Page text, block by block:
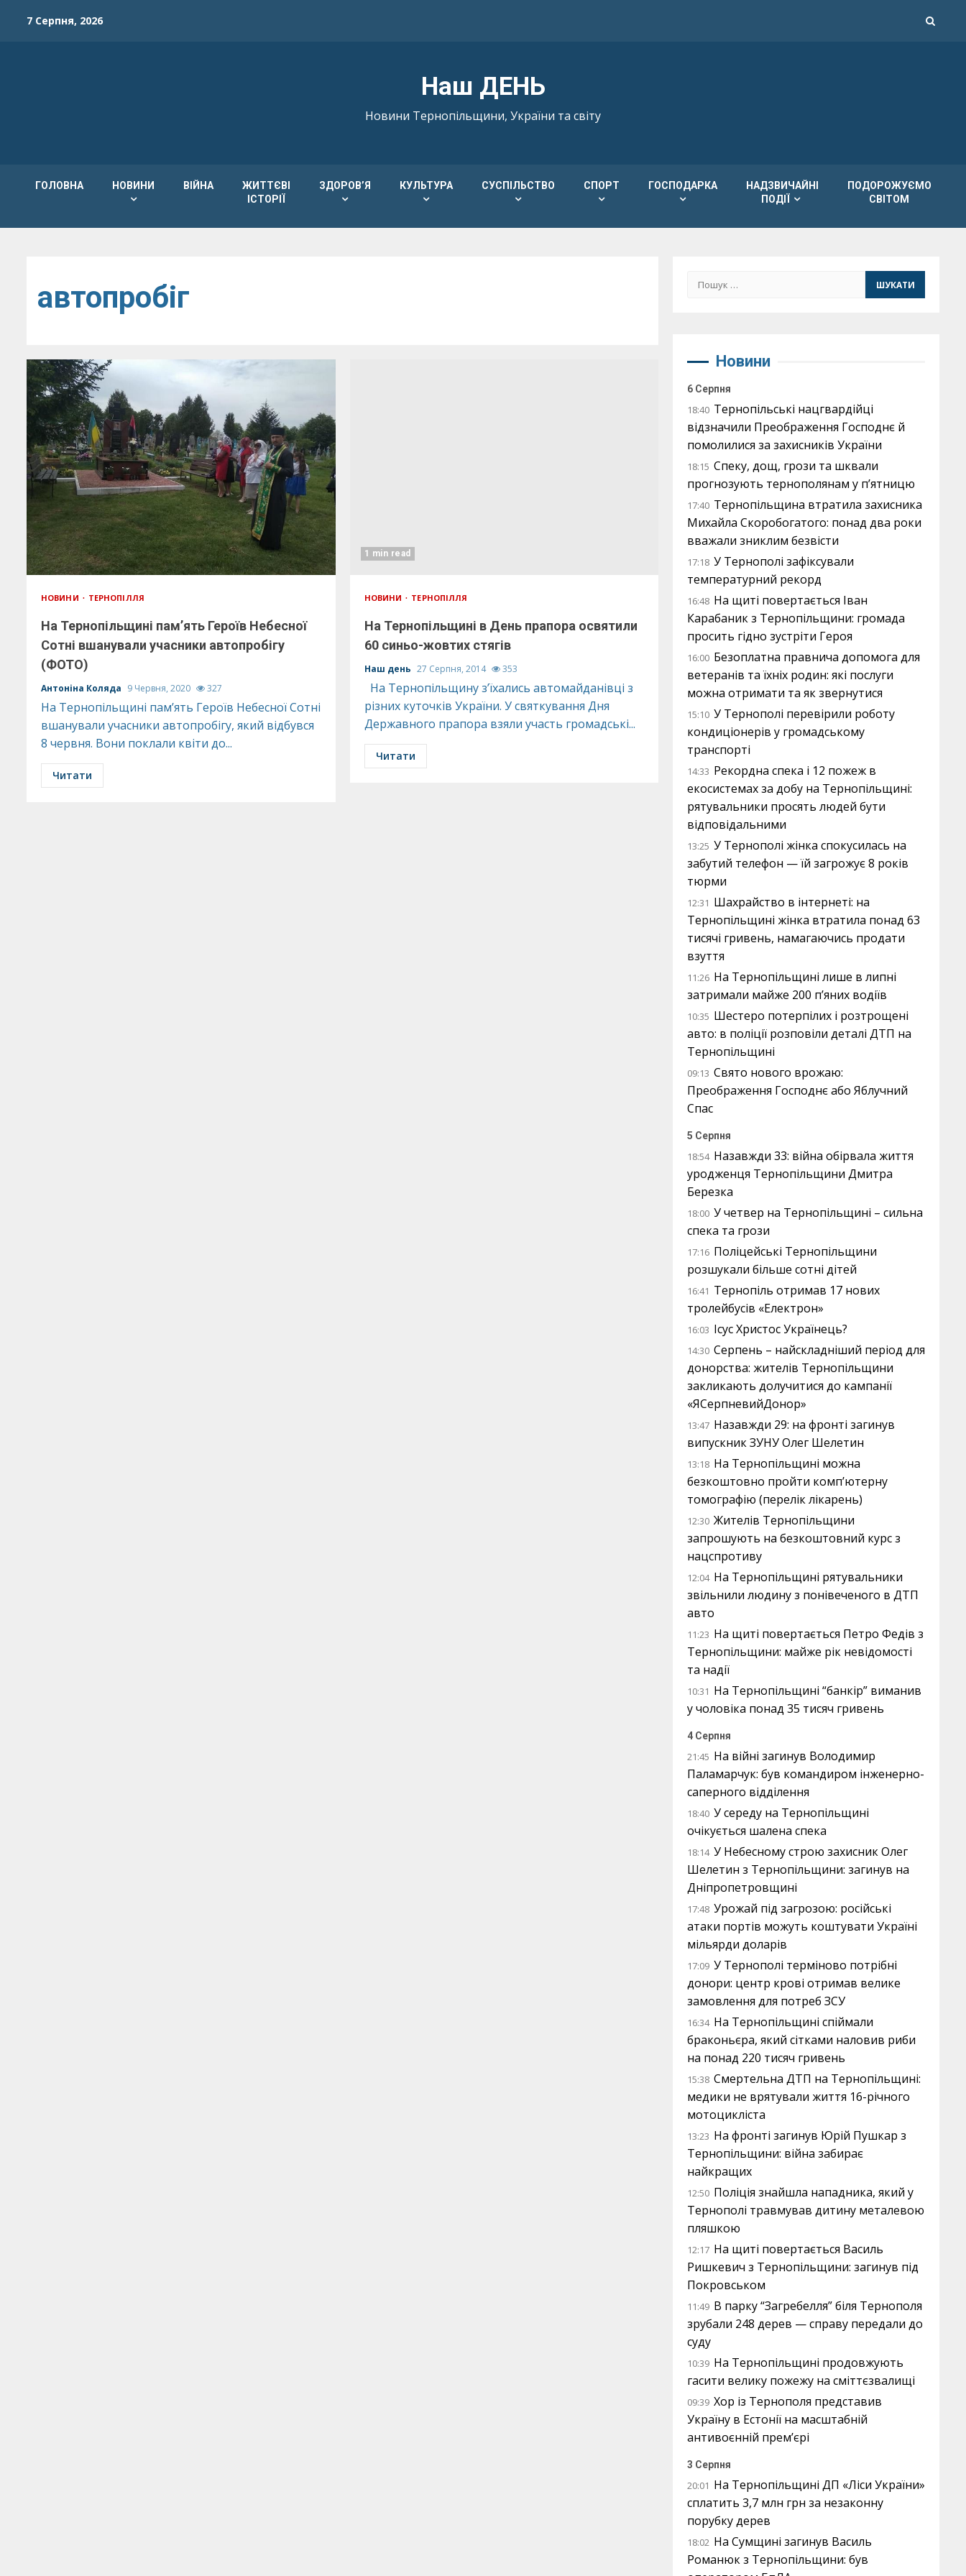
7 Серпня, 2026
Наш ДЕНЬ
Новини Тернопільщини, України та світу
ГОЛОВНА НОВИНИ ВІЙНА
ЖИТТЄВІ
ІСТОРІЇ
ЗДОРОВ’Я КУЛЬТУРА СУСПІЛЬСТВО СПОРТ ГОСПОДАРКА
НАДЗВИЧАЙНІ
ПОДІЇ
ПОДОРОЖУЄМО
СВІТОМ
автопробіг
НОВИНИ ТЕРНОПІЛЛЯ
На Тернопільщині пам’ять Героїв Небесної
Сотні вшанували учасники автопробігу
(ФОТО)
Антоніна Коляда 9 Червня, 2020 327
На Тернопільщині пам’ять Героїв Небесної Сотні
вшанували учасники автопробігу, який відбувся
8 червня. Вони поклали квіти до...
Читати
1 min read
НОВИНИ ТЕРНОПІЛЛЯ
На Тернопільщині в День прапора освятили
60 синьо-жовтих стягів
Наш день 27 Серпня, 2014 353
На Тернопільщину з’їхались автомайданівці з
різних куточків України. У святкування Дня
Державного прапора взяли участь громадські...
Читати
Пошук:
Новини
6 Серпня
18:40 Тернопільські нацгвардійці
відзначили Преображення Господнє й
помолилися за захисників України
18:15 Спеку, дощ, грози та шквали
прогнозують тернополянам у п’ятницю
17:40 Тернопільщина втратила захисника
Михайла Скоробогатого: понад два роки
вважали зниклим безвісти
17:18 У Тернополі зафіксували
температурний рекорд
16:48 На щиті повертається Іван
Карабаник з Тернопільщини: громада
просить гідно зустріти Героя
16:00 Безоплатна правнича допомога для
ветеранів та їхніх родин: які послуги
можна отримати та як звернутися
15:10 У Тернополі перевірили роботу
кондиціонерів у громадському
транспорті
14:33 Рекордна спека і 12 пожеж в
екосистемах за добу на Тернопільщині:
рятувальники просять людей бути
відповідальними
13:25 У Тернополі жінка спокусилась на
забутий телефон — їй загрожує 8 років
тюрми
12:31 Шахрайство в інтернеті: на
Тернопільщині жінка втратила понад 63
тисячі гривень, намагаючись продати
взуття
11:26 На Тернопільщині лише в липні
затримали майже 200 п’яних водіїв
10:35 Шестеро потерпілих і розтрощені
авто: в поліції розповіли деталі ДТП на
Тернопільщині
09:13 Свято нового врожаю:
Преображення Господнє або Яблучний
Спас
5 Серпня
18:54 Назавжди 33: війна обірвала життя
уродженця Тернопільщини Дмитра
Березка
18:00 У четвер на Тернопільщині – сильна
спека та грози
17:16 Поліцейські Тернопільщини
розшукали більше сотні дітей
16:41 Тернопіль отримав 17 нових
тролейбусів «Електрон»
16:03 Ісус Христос Українець?
14:30 Серпень – найскладніший період для
донорства: жителів Тернопільщини
закликають долучитися до кампанії
«ЯСерпневийДонор»
13:47 Назавжди 29: на фронті загинув
випускник ЗУНУ Олег Шелетин
13:18 На Тернопільщині можна
безкоштовно пройти комп’ютерну
томографію (перелік лікарень)
12:30 Жителів Тернопільщини
запрошують на безкоштовний курс з
нацспротиву
12:04 На Тернопільщині рятувальники
звільнили людину з понівеченого в ДТП
авто
11:23 На щиті повертається Петро Федів з
Тернопільщини: майже рік невідомості
та надії
10:31 На Тернопільщині “банкір” виманив
у чоловіка понад 35 тисяч гривень
4 Серпня
21:45 На війні загинув Володимир
Паламарчук: був командиром інженерно-
саперного відділення
18:40 У середу на Тернопільщині
очікується шалена спека
18:14 У Небесному строю захисник Олег
Шелетин з Тернопільщини: загинув на
Дніпропетровщині
17:48 Урожай під загрозою: російські
атаки портів можуть коштувати Україні
мільярди доларів
17:09 У Тернополі терміново потрібні
донори: центр крові отримав велике
замовлення для потреб ЗСУ
16:34 На Тернопільщині спіймали
браконьєра, який сітками наловив риби
на понад 220 тисяч гривень
15:38 Смертельна ДТП на Тернопільщині:
медики не врятували життя 16-річного
мотоцикліста
13:23 На фронті загинув Юрій Пушкар з
Тернопільщини: війна забирає
найкращих
12:50 Поліція знайшла нападника, який у
Тернополі травмував дитину металевою
пляшкою
12:17 На щиті повертається Василь
Ришкевич з Тернопільщини: загинув під
Покровськом
11:49 В парку “Загребелля” біля Тернополя
зрубали 248 дерев — справу передали до
суду
10:39 На Тернопільщині продовжують
гасити велику пожежу на сміттєзвалищі
09:39 Хор із Тернополя представив
Україну в Естонії на масштабній
антивоєнній прем’єрі
3 Серпня
20:01 На Тернопільщині ДП «Ліси України»
сплатить 3,7 млн грн за незаконну
порубку дерев
18:02 На Сумщині загинув Василь
Романюк з Тернопільщини: був